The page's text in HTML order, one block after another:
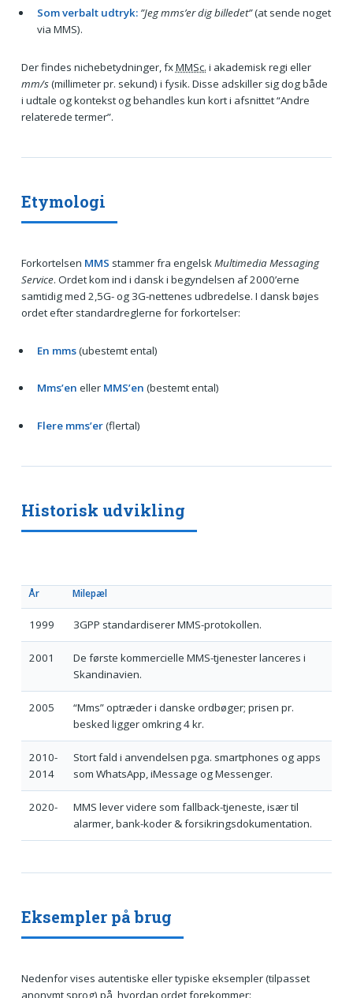
Som verbalt udtryk: ”Jeg mms’er dig billedet”(at sende noget
via MMS).
Der findes nichebetydninger, fxMMSc. i akademisk regi eller
mm/s(millimeter pr. sekund) i fysik. Disse adskiller sig dog både
i udtale og kontekst og behandles kun kort i afsnittet “Andre
relaterede termer”.
Etymologi
Forkortelsen MMS stammer fra engelskMultimedia Messaging
Service. Ordet kom ind i dansk i begyndelsen af 2000’erne
samtidig med 2,5G- og 3G-nettenes udbredelse. I dansk bøjes
ordet efter standardreglerne for forkortelser:
En mms(ubestemt ental)
Mms’en eller MMS’en (bestemt ental)
Flere mms’er(flertal)
Historisk udvikling
År Milepæl
1999 3GPP standardiserer MMS-protokollen.
2001
De første kommercielle MMS-tjenester lanceres i
Skandinavien.
2005
“Mms” optræder i danske ordbøger; prisen pr.
besked ligger omkring 4 kr.
2010-
2014
Stort fald i anvendelsen pga. smartphones og apps
som WhatsApp, iMessage og Messenger.
2020-
MMS lever videre som fallback-tjeneste, især til
alarmer, bank-koder & forsikringsdokumentation.
Eksempler på brug
Nedenfor vises autentiske eller typiske eksempler (tilpasset
anonymt sprog) på, hvordan ordet forekommer: